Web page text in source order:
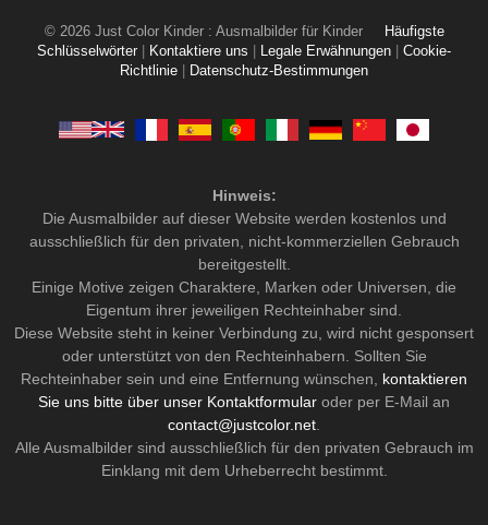
© 2026 Just Color Kinder : Ausmalbilder für Kinder
Häufigste
Schlüsselwörter
Kontaktiere uns Legale Erwähnungen
Cookie-
Richtlinie
Datenschutz-Bestimmungen
Hinweis:
Die Ausmalbilder auf dieser Website werden kostenlos und
ausschließlich für den privaten, nicht-kommerziellen Gebrauch
bereitgestellt.
Einige Motive zeigen Charaktere, Marken oder Universen, die
Eigentum ihrer jeweiligen Rechteinhaber sind.
Diese Website steht in keiner Verbindung zu, wird nicht gesponsert
oder unterstützt von den Rechteinhabern. Sollten Sie
Rechteinhaber sein und eine Entfernung wünschen, kontaktieren
Sie uns bitte über unser Kontaktformular oder per E-Mail an
contact@justcolor.net
Alle Ausmalbilder sind ausschließlich für den privaten Gebrauch im
Einklang mit dem Urheberrecht bestimmt.